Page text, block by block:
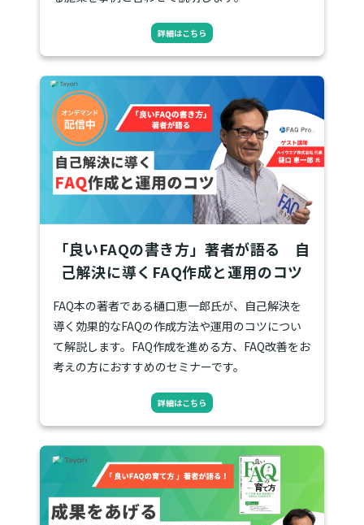
詳細はこちら
「良いFAQの書き方」著者が語る 自
己解決に導くFAQ作成と運用のコツ
FAQ本の著者である樋口恵一郎氏が、自己解決を
導く効果的なFAQの作成方法や運用のコツについ
て解説します。FAQ作成を進める方、FAQ改善をお
考えの方におすすめのセミナーです。
詳細はこちら